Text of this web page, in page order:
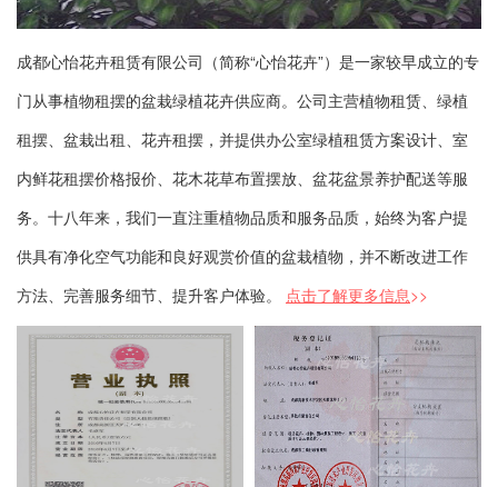
成都心怡花卉租赁有限公司（简称“心怡花卉”）是一家较早成立的专
门从事植物租摆的盆栽绿植花卉供应商。公司主营植物租赁、绿植
租摆、盆栽出租、花卉租摆，并提供办公室绿植租赁方案设计、室
内鲜花租摆价格报价、花木花草布置摆放、盆花盆景养护配送等服
务。十八年来，我们一直注重植物品质和服务品质，始终为客户提
供具有净化空气功能和良好观赏价值的盆栽植物，并不断改进工作
方法、完善服务细节、提升客户体验。 点击了解更多信息>>